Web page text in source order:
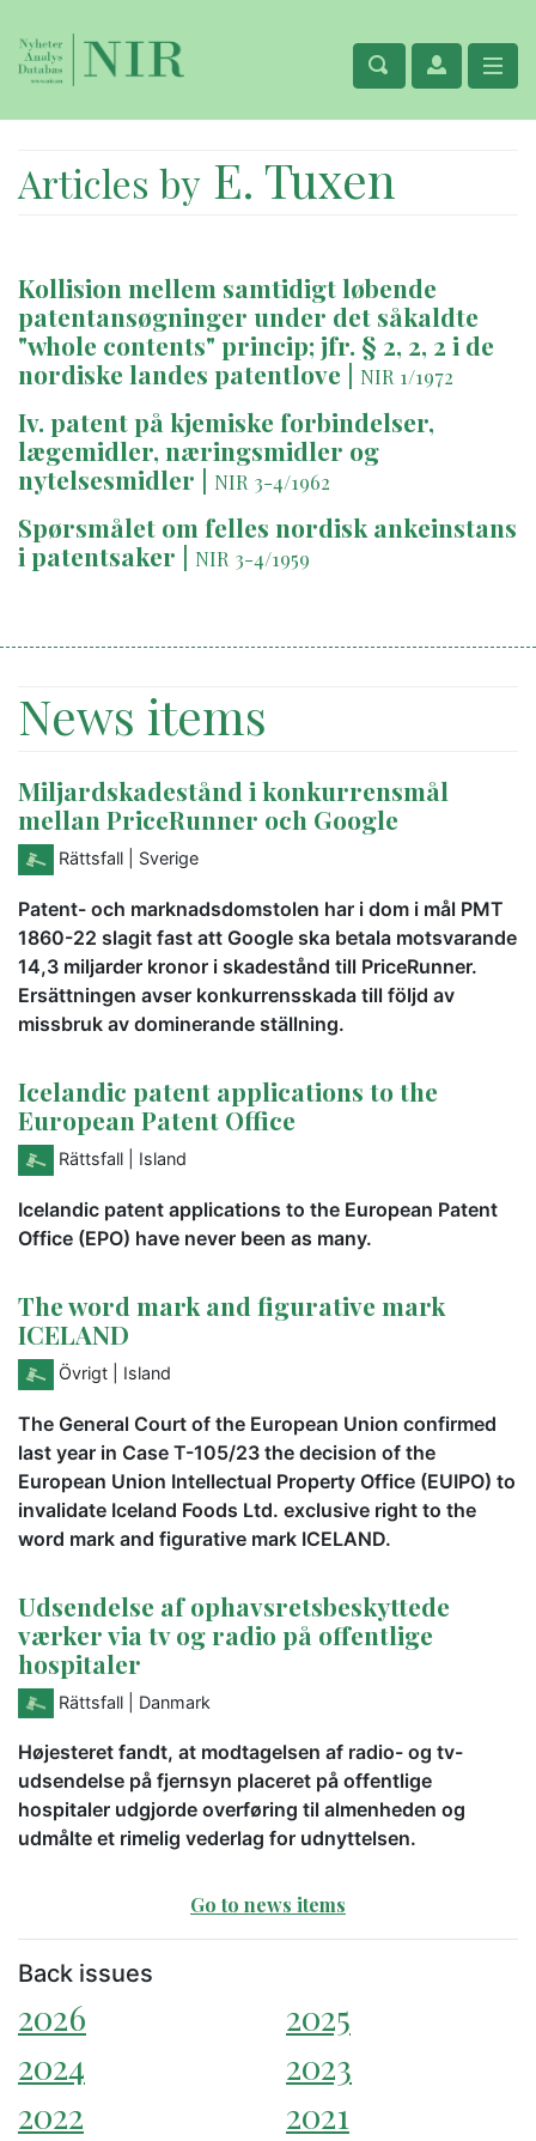
Articles by E. Tuxen
Kollision mellem samtidigt løbende
patentansøgninger under det såkaldte
"whole contents" princip; jfr. § 2, 2, 2 i de
nordiske landes patentlove | NIR 1/1972
Iv. patent på kjemiske forbindelser,
lægemidler, næringsmidler og
nytelsesmidler | NIR 3-4/1962
Spørsmålet om felles nordisk ankeinstans
i patentsaker | NIR 3-4/1959
News items
Miljardskadestånd i konkurrensmål
mellan PriceRunner och Google
Rättsfall | Sverige
Patent- och marknadsdomstolen har i dom i mål PMT
1860-22 slagit fast att Google ska betala motsvarande
14,3 miljarder kronor i skadestånd till PriceRunner.
Ersättningen avser konkurrensskada till följd av
missbruk av dominerande ställning.
Icelandic patent applications to the
European Patent Office
Rättsfall | Island
Icelandic patent applications to the European Patent
Office (EPO) have never been as many.
The word mark and figurative mark
ICELAND
Övrigt | Island
The General Court of the European Union confirmed
last year in Case T-105/23 the decision of the
European Union Intellectual Property Office (EUIPO) to
invalidate Iceland Foods Ltd. exclusive right to the
word mark and figurative mark ICELAND.
Udsendelse af ophavsretsbeskyttede
værker via tv og radio på offentlige
hospitaler
Rättsfall | Danmark
Højesteret fandt, at modtagelsen af radio- og tv-
udsendelse på fjernsyn placeret på offentlige
hospitaler udgjorde overføring til almenheden og
udmålte et rimelig vederlag for udnyttelsen.
Go to news items
Back issues
2026
2025
2024
2023
2022
2021